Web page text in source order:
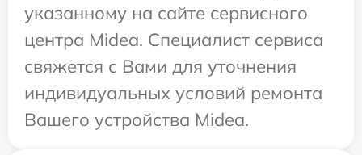
указанному на сайте сервисного
центра Midea. Специалист сервиса
свяжется с Вами для уточнения
индивидуальных условий ремонта
Вашего устройства Midea.